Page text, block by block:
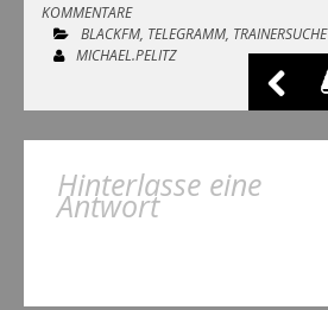
KOMMENTARE
BLACKFM, TELEGRAMM, TRAINERSUCHE
MICHAEL.PELITZ
Hinterlasse eine
Antwort